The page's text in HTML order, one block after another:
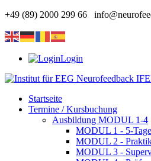
+49 (89) 2000 299 66
Login
Startseite
Termine / Kursbuchung
Ausbildung MODUL 1-4
MODUL 1 - 5-
MODUL 2 -
MODUL 3 -